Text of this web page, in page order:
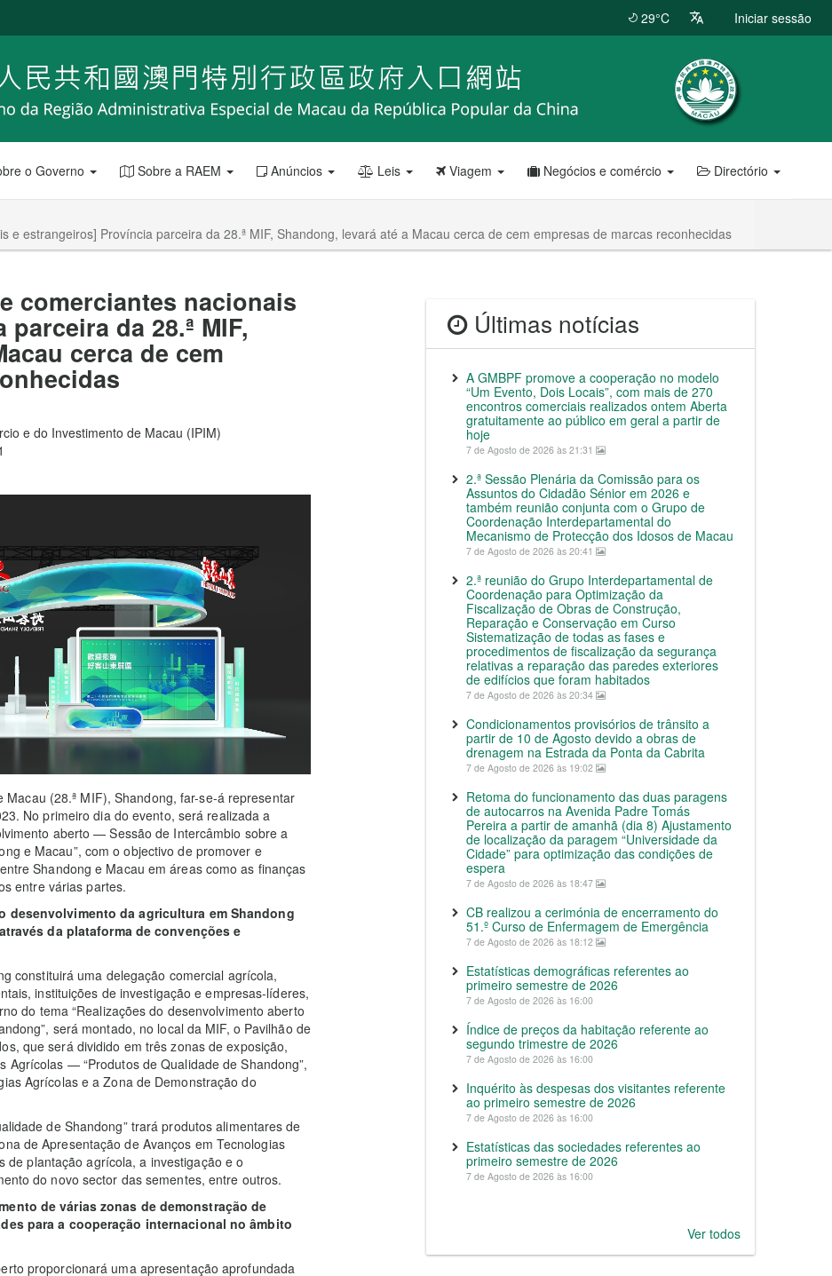
29°C Iniciar sessão
o Governo Sobre a RAEM Anúncios Leis Viagem Negócios e comércio Directório
e estrangeiros] Província parceira da 28.ª MIF, Shandong, levará até a Macau cerca de cem empresas de marcas reconhecidas
comerciantes nacionais
da 28.ª MIF,
cerca de cem
e do Investimento de Macau (IPIM)
(28.ª MIF), Shandong, far-se-á representar
No primeiro dia do evento, será realizada a
aberto — Sessão de Intercâmbio sobre a
e Macau”, com o objectivo de promover e
Shandong e Macau em áreas como as finanças
entre várias partes.
da agricultura em Shandong
da plataforma de convenções e
constituirá uma delegação comercial agrícola,
instituições de investigação e empresas-líderes,
do tema “Realizações do desenvolvimento aberto
será montado, no local da MIF, o Pavilhão de
que será dividido em três zonas de exposição,
Agrícolas — “Produtos de Qualidade de Shandong”,
Agrícolas e a Zona de Demonstração do
de Shandong” trará produtos alimentares de
de Apresentação de Avanços em Tecnologias
de plantação agrícola, a investigação e o
do novo sector das sementes, entre outros.
de várias zonas de demonstração de
para a cooperação internacional no âmbito
proporcionará uma apresentação aprofundada
Últimas notícias
A GMBPF promove a cooperação no modelo
“Um Evento, Dois Locais”, com mais de 270
encontros comerciais realizados ontem Aberta
gratuitamente ao público em geral a partir de
hoje
7 de Agosto de 2026 às 21:31
2.ª Sessão Plenária da Comissão para os
Assuntos do Cidadão Sénior em 2026 e
também reunião conjunta com o Grupo de
Coordenação Interdepartamental do
Mecanismo de Protecção dos Idosos de Macau
7 de Agosto de 2026 às 20:41
2.ª reunião do Grupo Interdepartamental de
Coordenação para Optimização da
Fiscalização de Obras de Construção,
Reparação e Conservação em Curso
Sistematização de todas as fases e
procedimentos de fiscalização da segurança
relativas a reparação das paredes exteriores
de edifícios que foram habitados
7 de Agosto de 2026 às 20:34
Condicionamentos provisórios de trânsito a
partir de 10 de Agosto devido a obras de
drenagem na Estrada da Ponta da Cabrita
7 de Agosto de 2026 às 19:02
Retoma do funcionamento das duas paragens
de autocarros na Avenida Padre Tomás
Pereira a partir de amanhã (dia 8) Ajustamento
de localização da paragem “Universidade da
Cidade” para optimização das condições de
espera
7 de Agosto de 2026 às 18:47
CB realizou a cerimónia de encerramento do
51.º Curso de Enfermagem de Emergência
7 de Agosto de 2026 às 18:12
Estatísticas demográficas referentes ao
primeiro semestre de 2026
7 de Agosto de 2026 às 16:00
Índice de preços da habitação referente ao
segundo trimestre de 2026
7 de Agosto de 2026 às 16:00
Inquérito às despesas dos visitantes referente
ao primeiro semestre de 2026
7 de Agosto de 2026 às 16:00
Estatísticas das sociedades referentes ao
primeiro semestre de 2026
7 de Agosto de 2026 às 16:00
Ver todos